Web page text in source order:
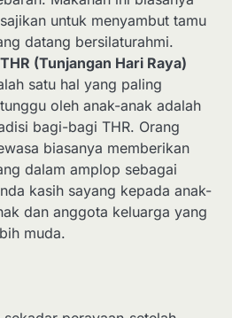
untuk menyambut tamu
datang bersilaturahmi.
(Tunjangan Hari Raya)
satu hal yang paling
oleh anak-anak adalah
bagi-bagi THR. Orang
biasanya memberikan
dalam amplop sebagai
kasih sayang kepada anak-
dan anggota keluarga yang
muda.